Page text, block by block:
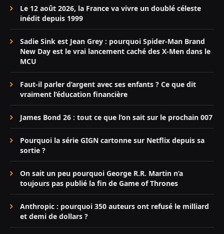
Le 12 août 2026, la France va vivre un doublé céleste
inédit depuis 1999
Sadie Sink est Jean Grey : pourquoi Spider-Man Brand
New Day est le vrai lancement caché des X-Men dans le
MCU
Faut-il parler d’argent avec ses enfants ? Ce que dit
vraiment l’éducation financière
James Bond 26 : tout ce que l’on sait sur le prochain 007
Pourquoi la série GIGN cartonne sur Netflix depuis sa
sortie ?
On sait un peu pourquoi George R.R. Martin n’a
toujours pas publié la fin de Game of Thrones
Anthropic : pourquoi 350 auteurs ont refusé le milliard
et demi de dollars ?